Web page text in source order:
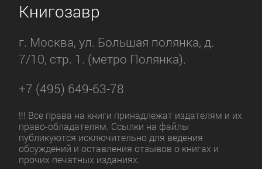
Книгозавр
г. Москва, ул. Большая полянка, д.
7/10, стр. 1. (метро Полянка).
+7 (495) 649-63-78
!!! Все права на книги принадлежат издателям и их
право-обладателям. Ссылки на файлы
публикуются исключительно для ведения
обсуждений и оставления отзывов о книгах и
прочих печатных изданиях.